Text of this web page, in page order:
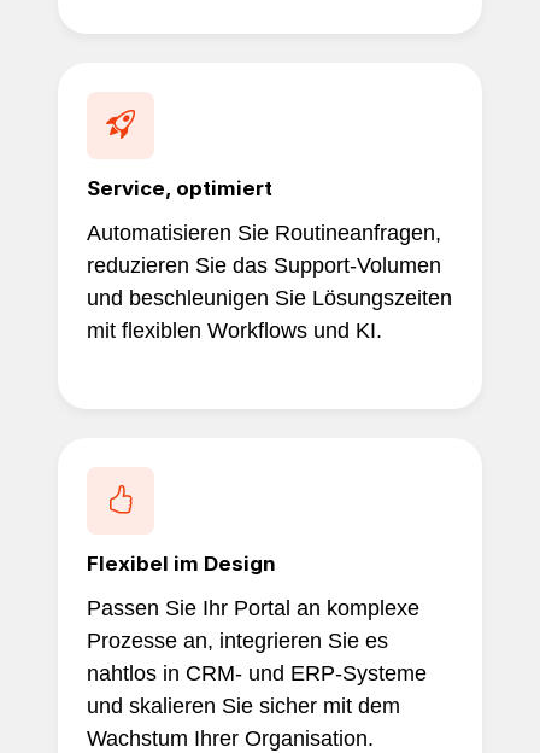
Service, optimiert
Automatisieren Sie Routineanfragen,
reduzieren Sie das Support-Volumen
und beschleunigen Sie Lösungszeiten
mit flexiblen Workflows und KI.
Flexibel im Design
Passen Sie Ihr Portal an komplexe
Prozesse an, integrieren Sie es
nahtlos in CRM- und ERP-Systeme
und skalieren Sie sicher mit dem
Wachstum Ihrer Organisation.